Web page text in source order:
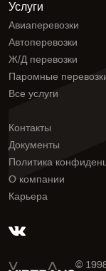
©
Услуги
Авиаперевозки
Автоперевозки
Ж/Д перевозки
Паромные
Все услуги
Контакты
Документы
Политика
О компании
Карьера